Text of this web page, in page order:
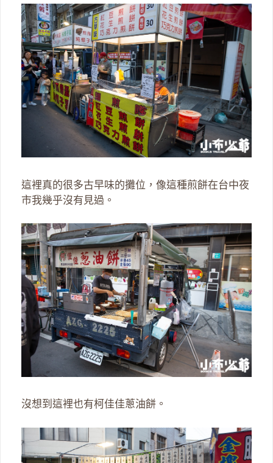
這裡真的很多古早味的攤位，像這種煎餅在台中夜
市我幾乎沒有見過。
沒想到這裡也有柯佳佳蔥油餅。